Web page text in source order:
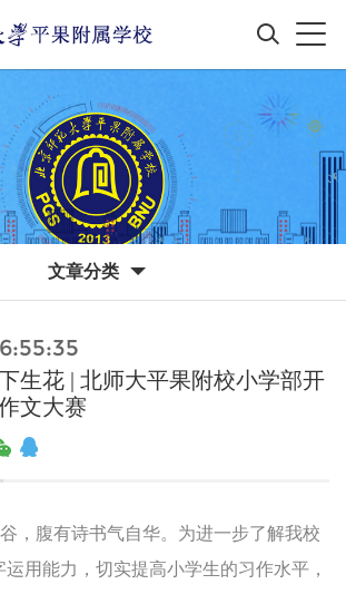
文章分类
生花 | 北师大平果附校小学部开
文大赛
，腹有诗书气自华。为进一步了解我校
用能力，切实提高小学生的习作水平，